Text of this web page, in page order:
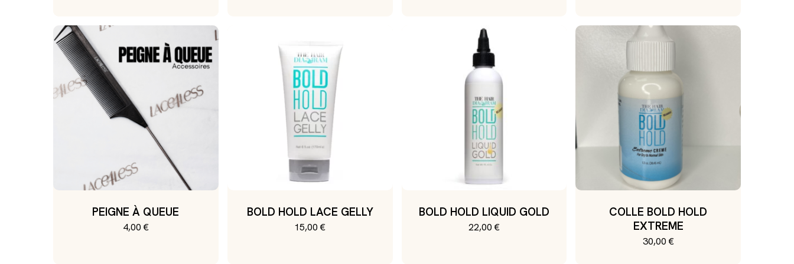
PEIGNE À QUEUE
4,00€
BOLD HOLD LACE GELLY
15,00€
BOLD HOLD LIQUID GOLD
22,00€
COLLE BOLD HOLD
EXTREME
30,00€